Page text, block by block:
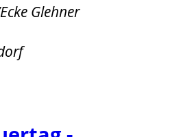
Glehner